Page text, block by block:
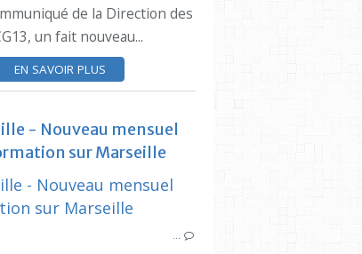
de la Direction des
un fait nouveau...
EN SAVOIR PLUS
ARTICLES CIQ ESTAQUE
- Nouveau mensuel
sur Marseille
…